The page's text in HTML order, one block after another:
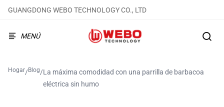
GUANGDONG WEBO TECHNOLOGY CO., LTD
MENÚ
Hogar/Blog/La máxima comodidad con una parrilla de barbacoa
eléctrica sin humo